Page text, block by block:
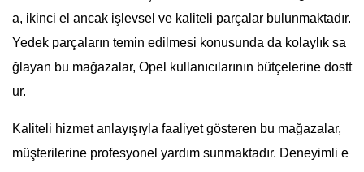
a, ikinci el ancak işlevsel ve kaliteli parçalar bulunmaktadır.
Yedek parçaların temin edilmesi konusunda da kolaylık sa
ğlayan bu mağazalar, Opel kullanıcılarının bütçelerine dostt
ur.
Kaliteli hizmet anlayışıyla faaliyet gösteren bu mağazalar,
müşterilerine profesyonel yardım sunmaktadır. Deneyimli e